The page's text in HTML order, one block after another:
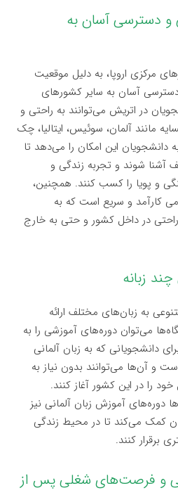
و دسترسی آسان به
مرکزی اروپا، به دلیل موقعیت
دسترسی آسان به سایر کشورهای
در اتریش می‌توانند به راحتی و
مانند آلمان، سوئیس، ایتالیا، چک
دانشجویان این امکان را می‌دهد تا
آشنا شوند و تجربه زندگی و
و پویا را کسب کنند. همچنین،
کارآمد و سریع است که به
در داخل کشور و حتی به خارج
به زبان‌های مختلف ارائه
می‌توان دوره‌های آموزشی را به
دانشجویانی که به زبان آلمانی
و آن‌ها می‌توانند بدون نیاز به
را در این کشور آغاز کنند.
دوره‌های آموزش زبان آلمانی نیز
کمک می‌کند تا در محیط زندگی
برقرار کنند.
و فرصت‌های شغلی پس از